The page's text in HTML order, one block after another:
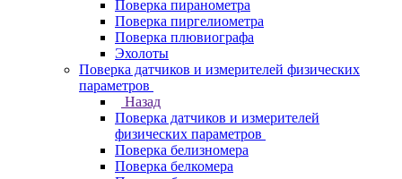
Поверка пиранометра
Поверка пиргелиометра
Поверка плювиографа
Эхолоты
Поверка датчиков и измерителей физических
параметров
Назад
Поверка датчиков и измерителей
физических параметров
Поверка белизномера
Поверка белкомера